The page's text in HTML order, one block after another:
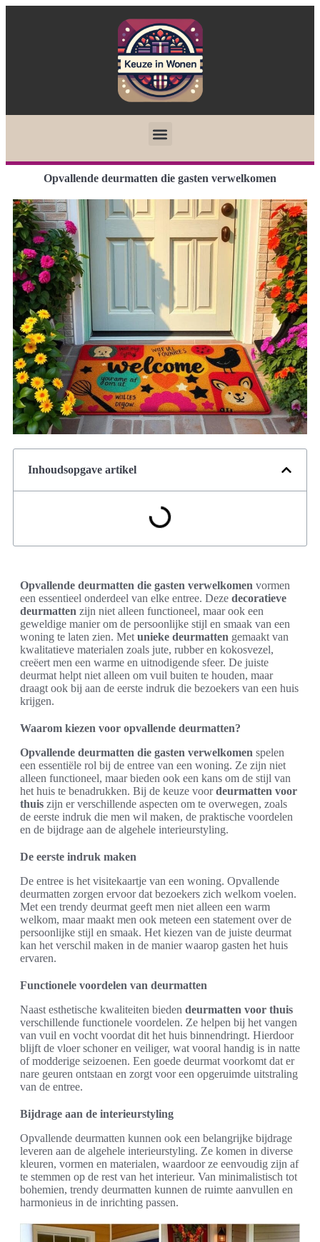
Opvallende deurmatten die gasten verwelkomen
Inhoudsopgave artikel
Opvallende deurmatten die gasten verwelkomen vormen
een essentieel onderdeel van elke entree. Deze decoratieve
deurmatten zijn niet alleen functioneel, maar ook een
geweldige manier om de persoonlijke stijl en smaak van een
woning te laten zien. Met unieke deurmatten gemaakt van
kwalitatieve materialen zoals jute, rubber en kokosvezel,
creëert men een warme en uitnodigende sfeer. De juiste
deurmat helpt niet alleen om vuil buiten te houden, maar
draagt ook bij aan de eerste indruk die bezoekers van een huis
krijgen.
Waarom kiezen voor opvallende deurmatten?
Opvallende deurmatten die gasten verwelkomen spelen
een essentiële rol bij de entree van een woning. Ze zijn niet
alleen functioneel, maar bieden ook een kans om de stijl van
het huis te benadrukken. Bij de keuze voordeurmatten voor
thuis zijn er verschillende aspecten om te overwegen, zoals
de eerste indruk die men wil maken, de praktische voordelen
en de bijdrage aan de algehele interieurstyling.
De eerste indruk maken
De entree is het visitekaartje van een woning. Opvallende
deurmatten zorgen ervoor dat bezoekers zich welkom voelen.
Met een trendy deurmat geeft men niet alleen een warm
welkom, maar maakt men ook meteen een statement over de
persoonlijke stijl en smaak. Het kiezen van de juiste deurmat
kan het verschil maken in de manier waarop gasten het huis
ervaren.
Functionele voordelen van deurmatten
Naast esthetische kwaliteiten bieden deurmatten voor thuis
verschillende functionele voordelen. Ze helpen bij het vangen
van vuil en vocht voordat dit het huis binnendringt. Hierdoor
blijft de vloer schoner en veiliger, wat vooral handig is in natte
of modderige seizoenen. Een goede deurmat voorkomt dat er
nare geuren ontstaan en zorgt voor een opgeruimde uitstraling
van de entree.
Bijdrage aan de interieurstyling
Opvallende deurmatten kunnen ook een belangrijke bijdrage
leveren aan de algehele interieurstyling. Ze komen in diverse
kleuren, vormen en materialen, waardoor ze eenvoudig zijn af
te stemmen op de rest van het interieur. Van minimalistisch tot
bohemien, trendy deurmatten kunnen de ruimte aanvullen en
harmonieus in de inrichting passen.